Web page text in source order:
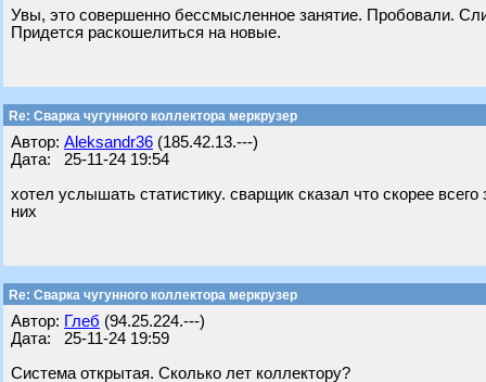
Увы, это совершенно бессмысленное занятие. Пробовали.
Придется раскошелиться на новые.
Re: Сварка чугунного коллектора меркрузер
Автор: Aleksandr36 (185.42.13.---)
Дата: 25-11-24 19:54
хотел услышать статистику. сварщик сказал что скорее
них
Re: Сварка чугунного коллектора меркрузер
Автор: Глеб (94.25.224.---)
Дата: 25-11-24 19:59
Система открытая. Сколько лет коллектору?